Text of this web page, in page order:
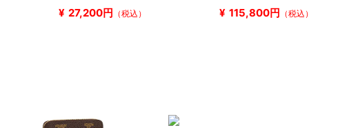
¥ 27,200円 （税込） ¥ 115,800円 （税込）